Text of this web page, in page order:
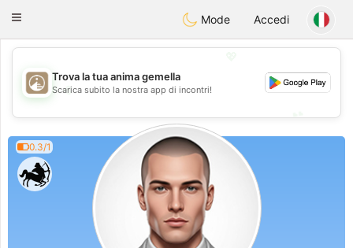
ahebik
Toggle
Mode Accedi
💖
💕
Trova la tua anima gemella
Scarica subito la nostra app di incontri!
0.3/1